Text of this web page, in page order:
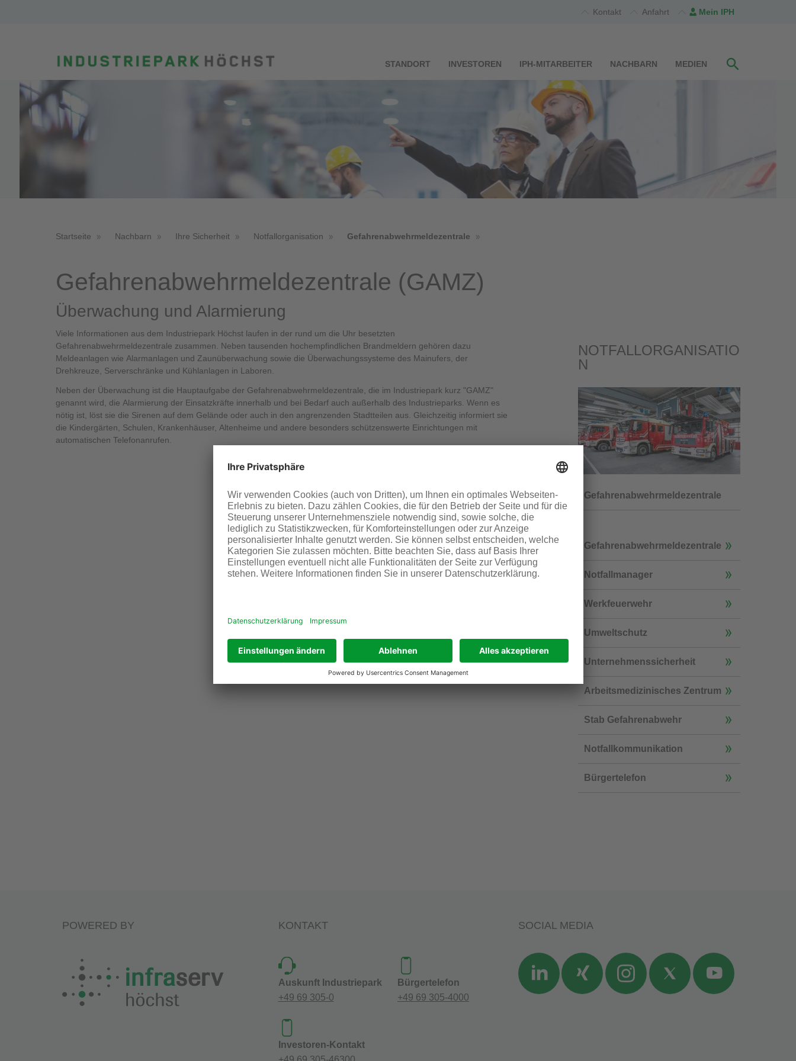
Kontakt Anfahrt Mein IPH
STANDORT INVESTOREN IPH-MITARBEITER NACHBARN MEDIEN
Startseite Nachbarn Ihre Sicherheit Notfallorganisation Gefahrenabwehrmeldezentrale
Gefahrenabwehrmeldezentrale (GAMZ)
Überwachung und Alarmierung
NOTFALLORGANISATIO
N
Gefahrenabwehrmeldezentrale
Gefahrenabwehrmeldezentrale
Notfallmanager
Werkfeuerwehr
Umweltschutz
Unternehmenssicherheit
Arbeitsmedizinisches Zentrum
Stab Gefahrenabwehr
Notfallkommunikation
Bürgertelefon
Viele Informationen aus dem Industriepark Höchst laufen in der rund um die Uhr besetzten
Gefahrenabwehrmeldezentrale zusammen. Neben tausenden hochempfindlichen Brandmeldern gehören dazu
Meldeanlagen wie Alarmanlagen und Zaunüberwachung sowie die Überwachungssysteme des Mainufers, der
Drehkreuze, Serverschränke und Kühlanlagen in Laboren.
Neben der Überwachung ist die Hauptaufgabe der Gefahrenabwehrmeldezentrale, die im Industriepark kurz "GAMZ"
genannt wird, die Alarmierung der Einsatzkräfte innerhalb und bei Bedarf auch außerhalb des Industrieparks. Wenn es
nötig ist, löst sie die Sirenen auf dem Gelände oder auch in den angrenzenden Stadtteilen aus. Gleichzeitig informiert sie
die Kindergärten, Schulen, Krankenhäuser, Altenheime und andere besonders schützenswerte Einrichtungen mit
automatischen Telefonanrufen.
POWERED BY KONTAKT
Auskunft Industriepark
+49 69 305-0
Bürgertelefon
+49 69 305-4000
Investoren-Kontakt
SOCIAL MEDIA